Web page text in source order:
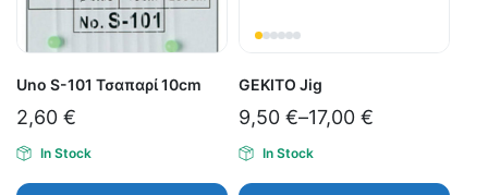
Uno S-101 Τσαπαρί 10cm
2,60 €
In Stock
GEKITO Jig
9,50 €–17,00 €
In Stock